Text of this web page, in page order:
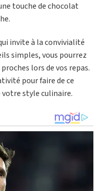
touche de chocolat
invite à la convivialité
simples, vous pourrez
lors de vos repas.
pour faire de ce
style culinaire.